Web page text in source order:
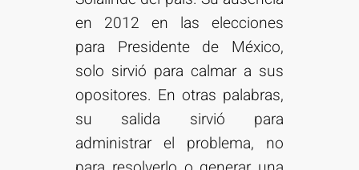
en 2012 en las elecciones
para Presidente de México,
solo sirvió para calmar a sus
opositores. En otras palabras,
su salida sirvió para
administrar el problema, no